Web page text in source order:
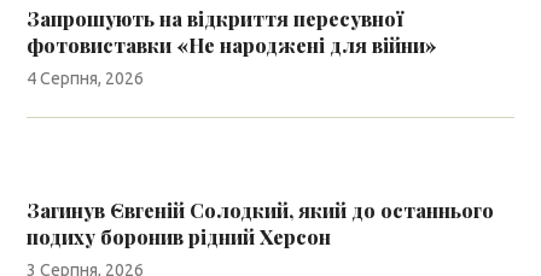
Запрошують на відкриття пересувної
фотовиставки «Не народжені для війни»
4 Серпня, 2026
Загинув Євгеній Солодкий, який до останнього
подиху боронив рідний Херсон
3 Серпня, 2026